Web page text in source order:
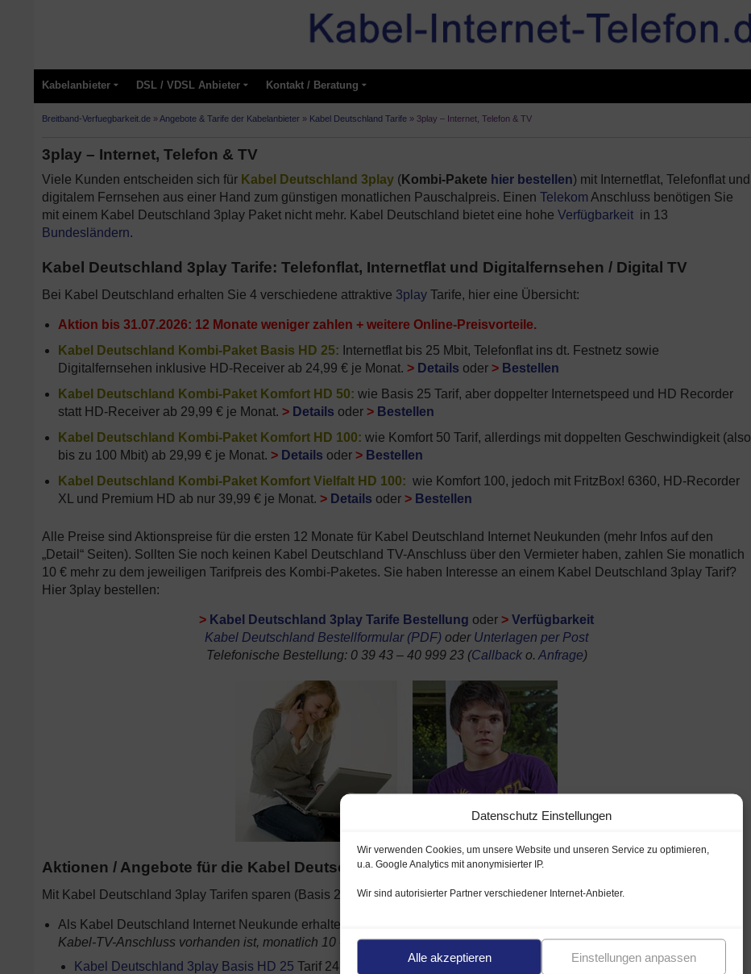
Datenschutz Einstellungen
Wir verwenden Cookies, um unsere Website und unseren Service zu optimieren,
u.a. Google Analytics mit anonymisierter IP.
Wir sind autorisierter Partner verschiedener Internet-Anbieter.
Alle akzeptieren Einstellungen anpassen
Kabelanbieter DSL / VDSL Anbieter Kontakt / Beratung
Breitband-Verfuegbarkeit.de »Angebote & Tarife der Kabelanbieter » Kabel Deutschland Tarife » 3play – Internet, Telefon & TV
3play – Internet, Telefon & TV
Viele Kunden entscheiden sich für Kabel Deutschland 3play (Kombi-Pakete hier bestellen) mit Internetflat, Telefonflat und
digitalem Fernsehen aus einer Hand zum günstigen monatlichen Pauschalpreis. Einen Telekom Anschluss benötigen Sie
mit einem Kabel Deutschland 3play Paket nicht mehr. Kabel Deutschland bietet eine hohe Verfügbarkeit in 13
Bundesländern.
Kabel Deutschland 3play Tarife: Telefonflat, Internetflat und Digitalfernsehen / Digital TV
Bei Kabel Deutschland erhalten Sie 4 verschiedene attraktive 3play Tarife, hier eine Übersicht:
Aktion bis 31.07.2026: 12 Monate weniger zahlen + weitere Online-Preisvorteile.
Kabel Deutschland Kombi-Paket Basis HD 25: Internetflat bis 25 Mbit, Telefonflat ins dt. Festnetz sowie
Digitalfernsehen inklusive HD-Receiver ab 24,99 € je Monat. > Details oder > Bestellen
Kabel Deutschland Kombi-Paket Komfort HD 50: wie Basis 25 Tarif, aber doppelter Internetspeed und HD Recorder
statt HD-Receiver ab 29,99 € je Monat. > Details oder > Bestellen
Kabel Deutschland Kombi-Paket Komfort HD 100: wie Komfort 50 Tarif, allerdings mit doppelten Geschwindigkeit (also
bis zu 100 Mbit) ab 29,99 € je Monat. > Details oder > Bestellen
Kabel Deutschland Kombi-Paket Komfort Vielfalt HD 100: wie Komfort 100, jedoch mit FritzBox! 6360, HD-Recorder
XL und Premium HD ab nur 39,99 € je Monat. > Details oder > Bestellen
Alle Preise sind Aktionspreise für die ersten 12 Monate für Kabel Deutschland Internet Neukunden (mehr Infos auf den
„Detail“ Seiten). Sollten Sie noch keinen Kabel Deutschland TV-Anschluss über den Vermieter haben, zahlen Sie monatlich
10 € mehr zu dem jeweiligen Tarifpreis des Kombi-Paketes. Sie haben Interesse an einem Kabel Deutschland 3play Tarif?
Hier 3play bestellen:
> Kabel Deutschland 3play Tarife Bestellung oder > Verfügbarkeit
Kabel Deutschland Bestellformular (PDF) oder Unterlagen per Post
Telefonische Bestellung: 0 39 43 – 40 999 23 (Callbacko. Anfrage)
Aktionen / Angebote für die Kabel Deutschland 3play Tarife bis31.07.2026
Mit Kabel Deutschland 3play Tarifen sparen (Basis 25, Komfort 50, Komfort 100 & Premium 100):
Als Kabel Deutschland Internet Neukunde erhalten 12 Monate lang den gewählten 3play Tarif günstiger.
Kabel-TV-Anschluss vorhanden ist, monatlich 10 € Aufpreis.
Kabel Deutschland 3play Basis HD 25 Tarif 24,99 statt 34,99 €.